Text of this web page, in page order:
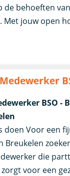
de behoeften
Met jouw open
BSO -
doen Voor een
Breukelen
die
zorgt voor een